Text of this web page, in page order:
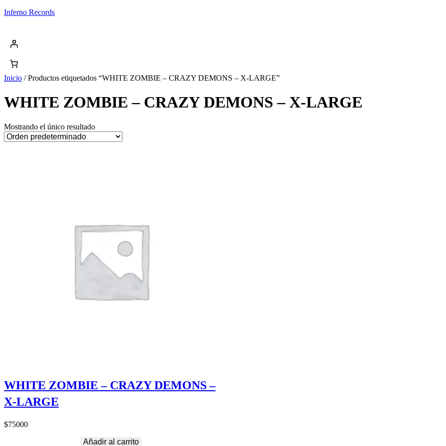
Saltar
Inferno Records
Inicio / Productos etiquetados “WHITE ZOMBIE – CRAZY DEMONS – X-LARGE”
WHITE ZOMBIE – CRAZY DEMONS – X-LARGE
Mostrando el único resultado
WHITE ZOMBIE – CRAZY DEMONS –
X-LARGE
$75000
Añadir al carrito